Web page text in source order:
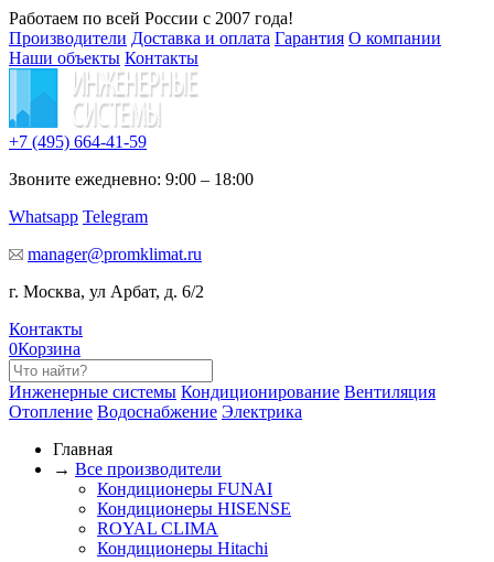
Работаем по всей России с 2007 года!
Производители Доставка и оплата Гарантия О компании
Наши объекты Контакты
+7 (495) 664-41-59
Звоните ежедневно: 9:00 – 18:00
Whatsapp Telegram
manager@promklimat.ru
г. Москва, ул Арбат, д. 6/2
Контакты
0Корзина
Инженерные системы Кондиционирование Вентиляция
Отопление Водоснабжение Электрика
Главная
→ Все производители
Кондиционеры FUNAI
Кондиционеры HISENSE
ROYAL CLIMA
Кондиционеры Hitachi